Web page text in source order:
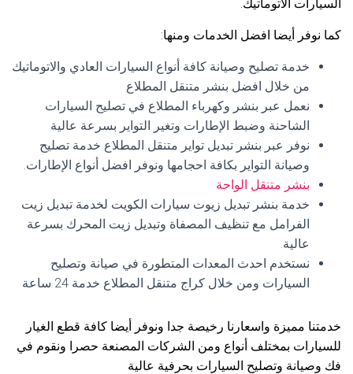
السيارات الاتوماتيك.
كما نوفر أيضا افضل الخدمات ومنها:
خدمة تصليح وصيانة كافة أنواع السيارات العادي والاتوماتيك
من خلال افضل بنشر متنقل المطلاع
نعمل عبر بنشر وكهرباء المطلاع في تصليح السيارات
الشاحنة وضبط الإطارات وتغير التواير بسرعة عالية
نوفر عبر بنشر تبديل تواير متنقل المطلاع خدمة تصليح
وصيانة التواير بكافة احجامها ونوفر افضل أنواع الإطارات.
بنشر متنقل الواحة
خدمة بنشر تبديل زيوت سيارات الكويت لخدمة تبديل زيت
الفرامل مع تنظيف المصفاة وتبديل زيت المحرك بسرعة
عالية.
نستخدم احدث المعدات المتطورة في صيانة وتصليح
السيارات ومن خلال كراج متنقل المطلاع خدمة 24 ساعة
خدمتنا مميزة واسعارنا رخيصة جدا ونوفر أيضا كافة قطع الغيار
للسيارات بمختلف أنواع ومن الشركات المصنعة حصرا ونقوم في
فك وصيانة وتصليح السيارات بحرفية عالية